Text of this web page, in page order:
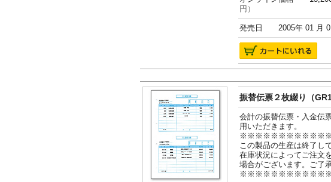
円）
発売日 2005年 01 月
振替伝票２枚綴り（
会計の振替伝票・入金伝
用いただきます。
この製品の生産は終了し
在庫状況によってご注文
場合がございます。ご了